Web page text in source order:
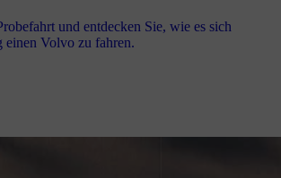
und entdecken Sie, wie es sich
einen Volvo zu fahren.